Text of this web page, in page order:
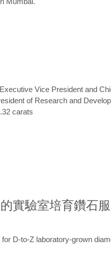
Vice President and
of Research and
carats
的實驗室培育鑽石
D-to-Z laboratory-grown